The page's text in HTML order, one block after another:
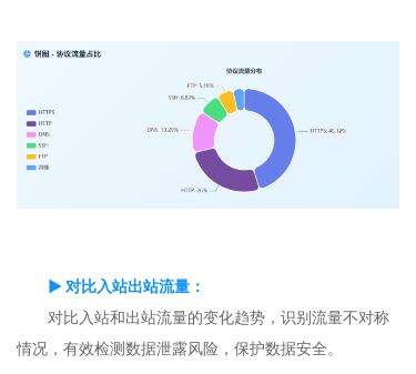
▶ 对比入站出站流量：
对比入站和出站流量的变化趋势，识别流量不对称
情况，有效检测数据泄露风险，保护数据安全。